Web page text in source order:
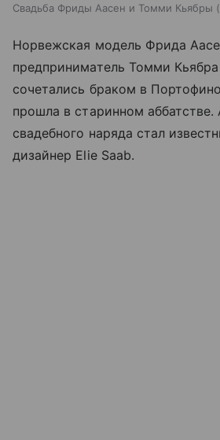
Свадьба Фриды Аасен и Томми Кьябры
Норвежская модель Фрида
предприниматель Томми
сочетались браком в
прошла в старинном
свадебного наряда стал
дизайнер Elie Saab.